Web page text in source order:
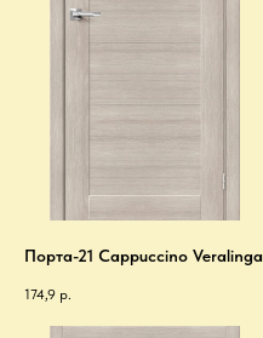
Порта-21 Cappuccino Veralinga
174,9 р.